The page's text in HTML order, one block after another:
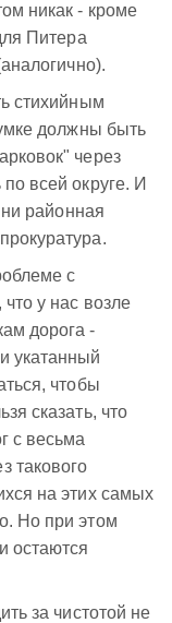
никак - кроме
Питера
стихийным
должны быть
через
всей округе. И
ни районная
с
у нас возле
дорога -
укатанный
чтобы
сказать, что
с весьма
такового
на этих самых
Но при этом
остаются
за чистотой не